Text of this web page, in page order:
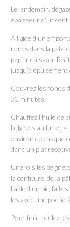
Le lendemain,
épaisseur d’un
À l’aide d’un
ronds dans la pâte
papier cuisson.
jusqu’à épuisement
Couvrez les ronds
30 minutes.
Chauffez l’huile de
beignets au fur et à
environ de chaque
dans un plat
Une fois les
la confiture, de la
l’aide d’un pic,
les avec une poche
Pour finir, roulez